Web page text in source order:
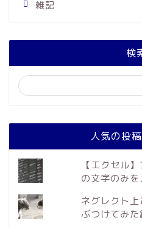
雑記
検
人気の投
【エクセル
の文字のみ
ネグレクト
ぶつけてみた